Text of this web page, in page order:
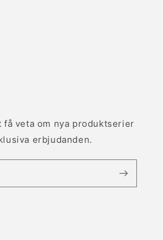
få veta om nya produktserier
erbjudanden.